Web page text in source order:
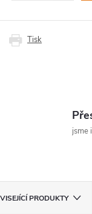
Tisk
jsme
PRODUKTY